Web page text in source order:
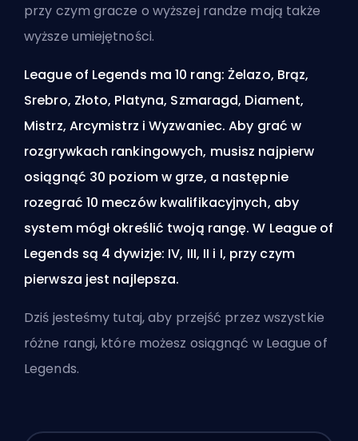
przy czym gracze o wyższej randze mają także
wyższe umiejętności.
League of Legends ma 10 rang: Żelazo, Brąz,
Srebro, Złoto, Platyna, Szmaragd, Diament,
Mistrz, Arcymistrz i Wyzwaniec. Aby grać w
rozgrywkach rankingowych, musisz najpierw
osiągnąć 30 poziom w grze, a następnie
rozegrać 10 meczów kwalifikacyjnych, aby
system mógł określić twoją rangę. W League of
Legends są 4 dywizje: IV, III, II i I, przy czym
pierwsza jest najlepsza.
Dziś jesteśmy tutaj, aby przejść przez wszystkie
różne rangi, które możesz osiągnąć w League of
Legends.